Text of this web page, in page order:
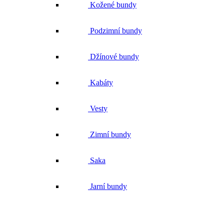
Kožené bundy
Podzimní bundy
Džínové bundy
Kabáty
Vesty
Zimní bundy
Saka
Jarní bundy